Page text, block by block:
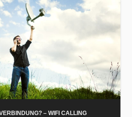
– WIFI CALLING